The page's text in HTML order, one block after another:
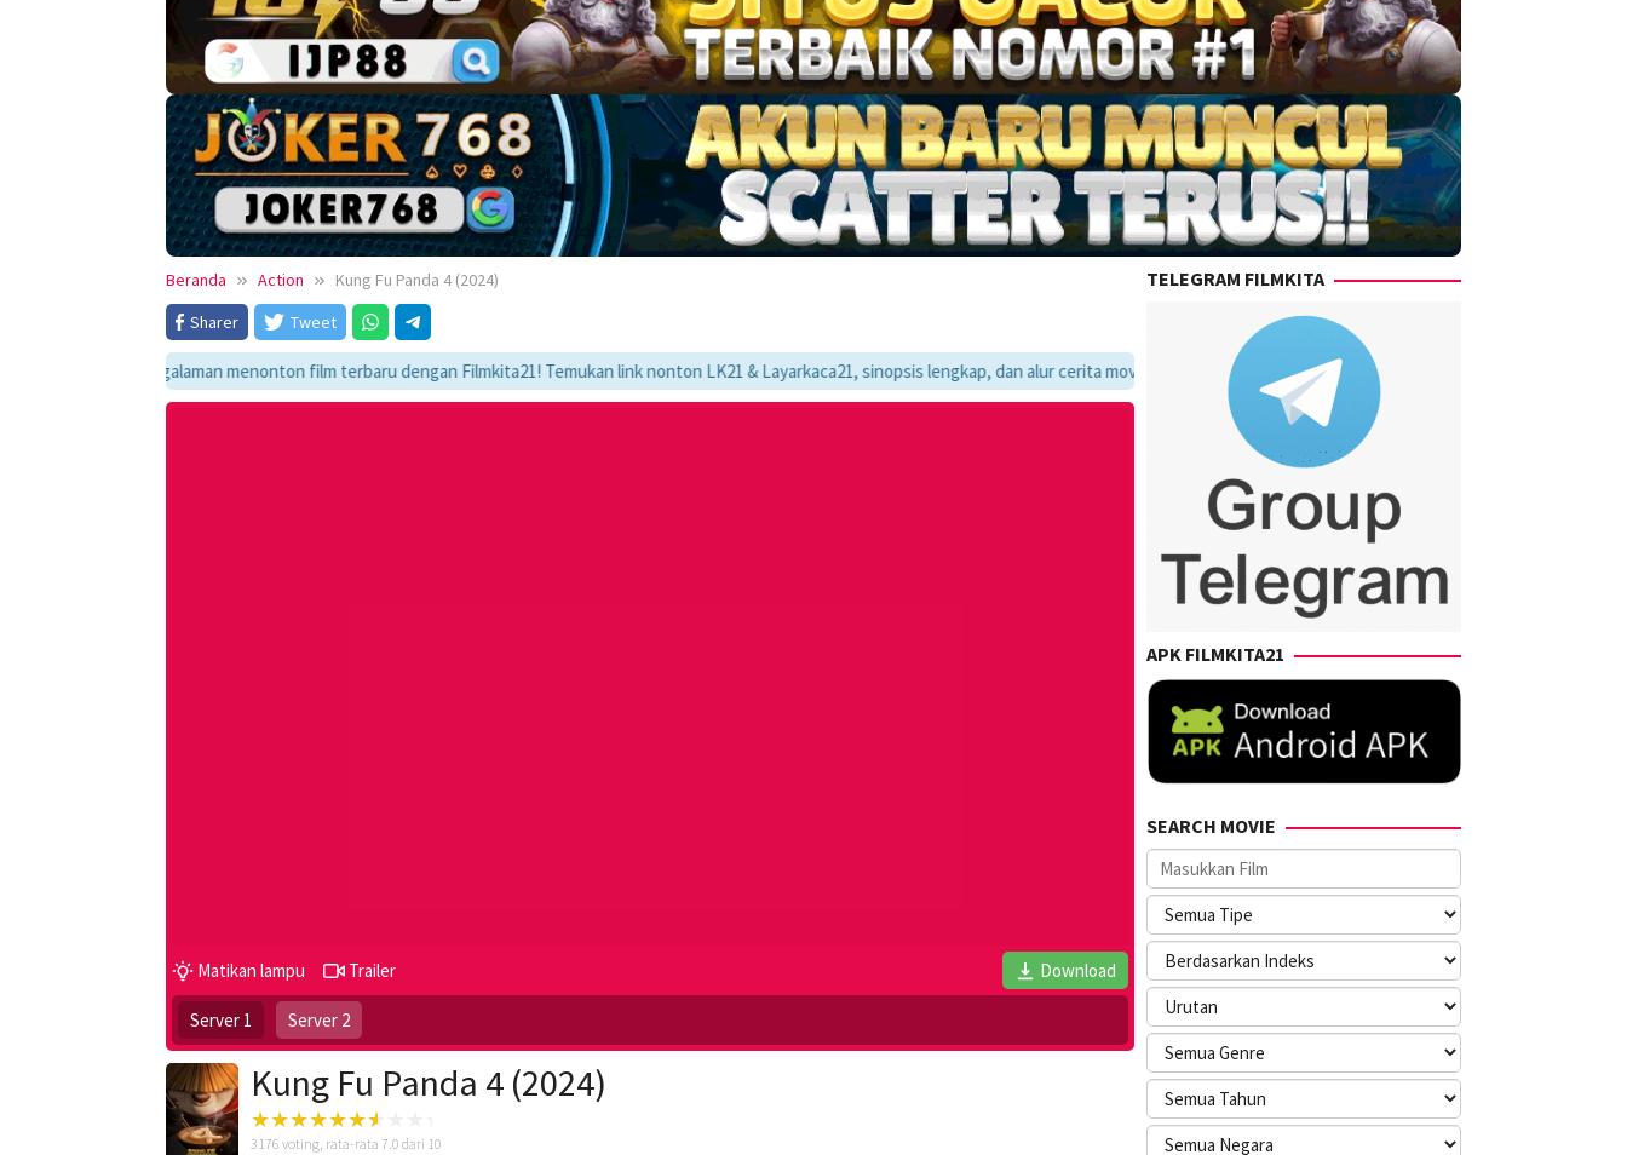
Beranda Action
Kung Fu Panda 4 (2024)
Sharer
Tweet
pengalaman menonton film terbaru dengan Filmkita21! Temukan link nonton LK21 & Layarkaca21, sinopsis lengkap, dan alur cerita movie favoritmu dalam satu tempat yang praktis dan update setiap hari.
Matikan lampu Trailer Download
Server 1 Server 2
Kung Fu Panda 4 (2024)
3176 voting, rata-rata 7.0 dari 10
TELEGRAM FILMKITA
APK FILMKITA21
SEARCH MOVIE